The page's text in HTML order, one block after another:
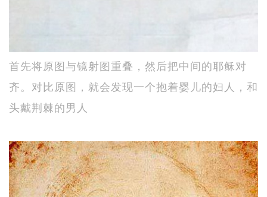
首先将原图与镜射图重叠，然后把中间的耶稣对
齐。对比原图，就会发现一个抱着婴儿的妇人，和
头戴荆棘的男人